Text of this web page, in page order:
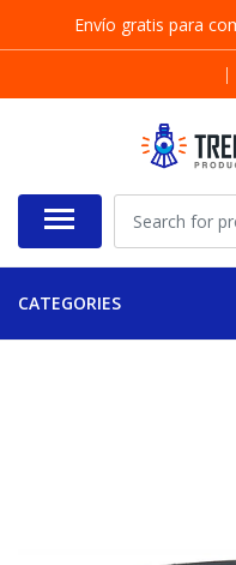
Envío gratis para
|
CATEGORIES